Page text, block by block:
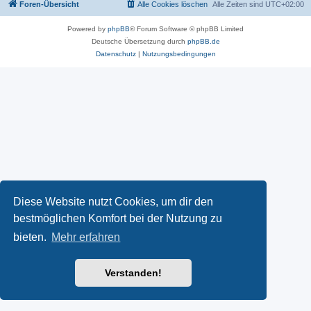
Diese Website nutzt Cookies, um dir den
bestmöglichen Komfort bei der Nutzung zu
bieten. Mehr erfahren
Verstanden!
Foren-Übersicht Alle Zeiten sind UTC+02:00
Alle Cookies löschen
Powered by phpBB® Forum Software © phpBB Limited
Deutsche Übersetzung durch phpBB.de
Datenschutz| Nutzungsbedingungen